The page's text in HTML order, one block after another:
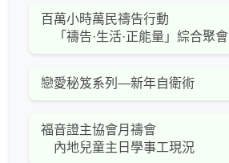
百萬小時萬民禱告行動
「禱告·生活·正能量」綜合聚會
戀愛秘笈系列—新年自衛術
福音證主協會月禱會
內地兒童主日學事工現況